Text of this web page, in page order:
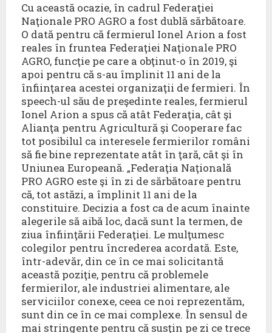
Cu această ocazie, în cadrul Federaţiei
Naţionale PRO AGRO a fost dublă sărbătoare.
O dată pentru că fermierul Ionel Arion a fost
reales în fruntea Federaţiei Naţionale PRO
AGRO, funcţie pe care a obţinut-o în 2019, şi
apoi pentru că s-au împlinit 11 ani de la
înfiinţarea acestei organizaţii de fermieri. În
speech-ul său de preşedinte reales, fermierul
Ionel Arion a spus că atât Federaţia, cât şi
Alianţa pentru Agricultură şi Cooperare fac
tot posibilul ca interesele fermierilor români
să fie bine reprezentate atât în ţară, cât şi în
Uniunea Europeană. „Federaţia Naţională
PRO AGRO este şi în zi de sărbătoare pentru
că, tot astăzi, a împlinit 11 ani de la
constituire. Decizia a fost ca de acum înainte
alegerile să aibă loc, dacă sunt la termen, de
ziua înfiinţării Federaţiei. Le mulţumesc
colegilor pentru încrederea acordată. Este,
într-adevăr, din ce în ce mai solicitantă
această poziţie, pentru că problemele
fermierilor, ale industriei alimentare, ale
serviciilor conexe, ceea ce noi reprezentăm,
sunt din ce în ce mai complexe. În sensul de
mai stringente pentru că susţin pe zi ce trece